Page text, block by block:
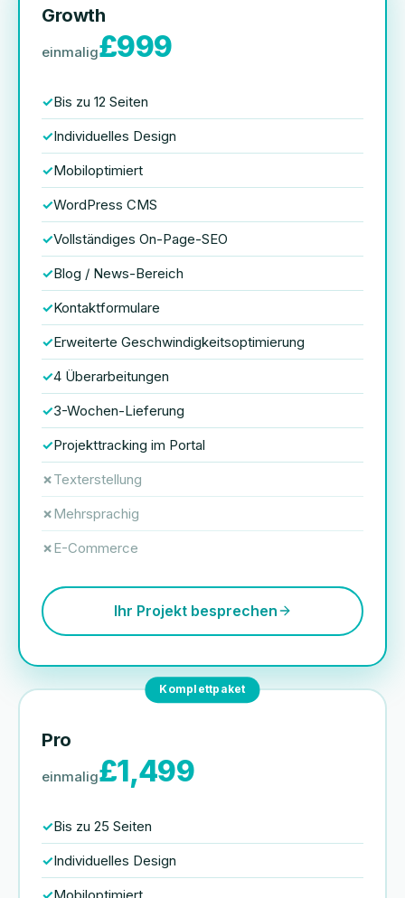
Growth
einmalig£999
Bis zu 12 Seiten
Individuelles Design
Mobiloptimiert
WordPress CMS
Vollständiges On-Page-SEO
Blog / News-Bereich
Kontaktformulare
Erweiterte Geschwindigkeitsoptimierung
4 Überarbeitungen
3-Wochen-Lieferung
Projekttracking im Portal
Texterstellung
Mehrsprachig
E-Commerce
Ihr Projekt besprechen
Komplettpaket
Pro
einmalig£1,499
Bis zu 25 Seiten
Individuelles Design